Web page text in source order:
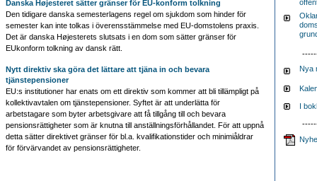
Danska Højesteret sätter gränser för EU-konform tolkning
Den tidigare danska semesterlagens regel om sjukdom som hinder för
semester kan inte tolkas i överensstämmelse med EU-domstolens praxis.
Det är danska Højesterets slutsats i en dom som sätter gränser för
EUkonform tolkning av dansk rätt.
Nytt direktiv ska göra det lättare att tjäna in och bevara
tjänstepensioner
EU:s institutioner har enats om ett direktiv som kommer att bli tillämpligt på
kollektivavtalen om tjänstepensioner. Syftet är att underlätta för
arbetstagare som byter arbetsgivare att få tillgång till och bevara
pensionsrättigheter som är knutna till anställningsförhållandet. För att uppnå
detta sätter direktivet gränser för bl.a. kvalifikationstider och minimiåldrar
för förvärvandet av pensionsrättigheter.
Nya
I